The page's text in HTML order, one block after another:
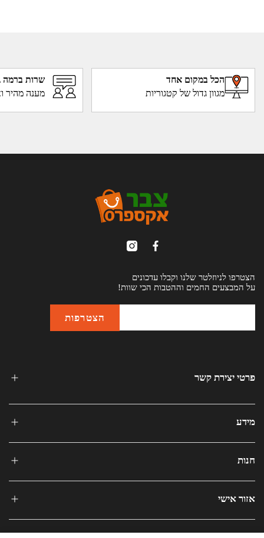
הכל במקום אחד
מגוון גדול של קטגוריות
שרות ברמה
מענה מהיר
הצטרפו לניוזלטר שלנו וקבלו עדכונים
על המבצעים החמים וההטבות הכי שוות!
פרטי יצירת קשר
מידע
חנות
אזור אישי